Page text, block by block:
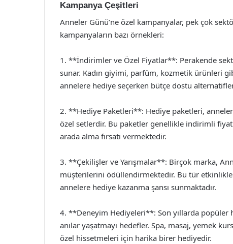
Kampanya Çeşitleri
Anneler Günü’ne özel kampanyalar, pek çok
kampanyaların bazı örnekleri:
1. **İndirimler ve Özel Fiyatlar**: Perakende
sunar. Kadın giyimi, parfüm, kozmetik ürünleri
annelere hediye seçerken bütçe dostu
2. **Hediye Paketleri**: Hediye paketleri,
özel setlerdir. Bu paketler genellikle indirimli
arada alma fırsatı vermektedir.
3. **Çekilişler ve Yarışmalar**: Birçok marka,
müşterilerini ödüllendirmektedir. Bu tür
annelere hediye kazanma şansı sunmaktadır.
4. **Deneyim Hediyeleri**: Son yıllarda
anılar yaşatmayı hedefler. Spa, masaj, yemek
özel hissetmeleri için harika birer hediyedir.